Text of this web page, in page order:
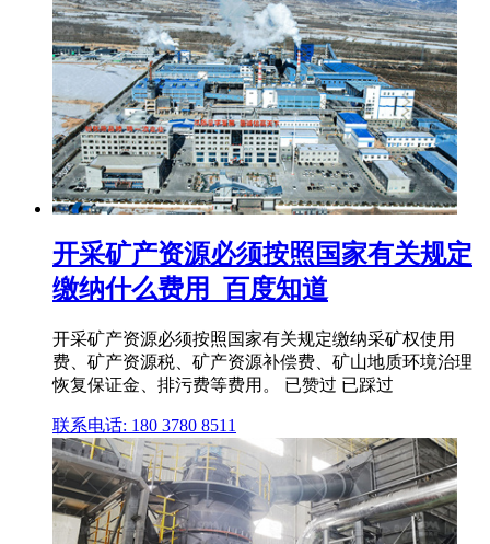
开采矿产资源必须按照国家有关规定
缴纳什么费用_百度知道
开采矿产资源必须按照国家有关规定缴纳采矿权使用
费、矿产资源税、矿产资源补偿费、矿山地质环境治理
恢复保证金、排污费等费用。 已赞过 已踩过
联系电话: 180 3780 8511